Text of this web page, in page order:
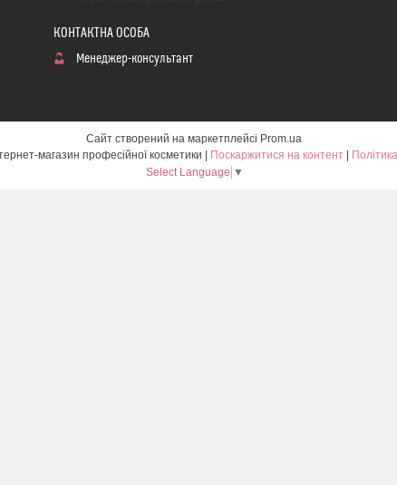
Менеджер-консультант
Сайт створений на маркетплейсі Prom.ua
Поскаржитися на контент
Select Language ▼